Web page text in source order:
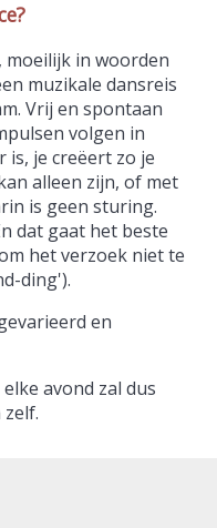
moeilijk in woorden
muzikale dansreis
Vrij en spontaan
volgen in
is, je creëert zo je
alleen zijn, of met
is geen sturing.
dat gaat het beste
het verzoek niet te
ding').
en
avond zal dus